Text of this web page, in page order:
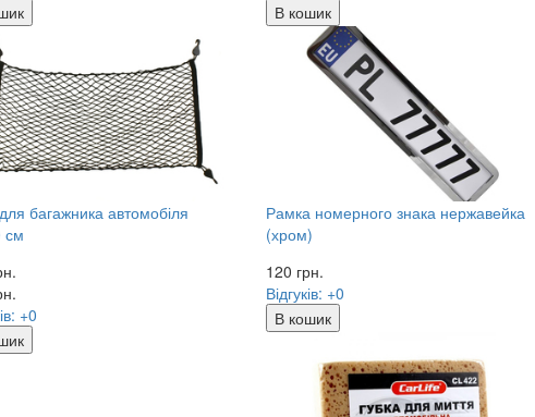
В кошик
багажника автомобіля
см
+0
Рамка номерного знака нержавейка
(хром)
120 грн.
Відгуків: +0
В кошик